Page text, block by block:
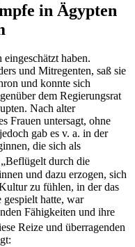
in Ägypten
haben.
und Mitregenten, saß sie
und konnte sich
dem Regierungsrat
Nach alter
Frauen untersagt, ohne
gab es v. a. in der
die sich als
„Beflügelt durch die
und dazu erzogen, sich
zu fühlen, in der das
gespielt hatte, war
Fähigkeiten und ihre
Reize und überragenden